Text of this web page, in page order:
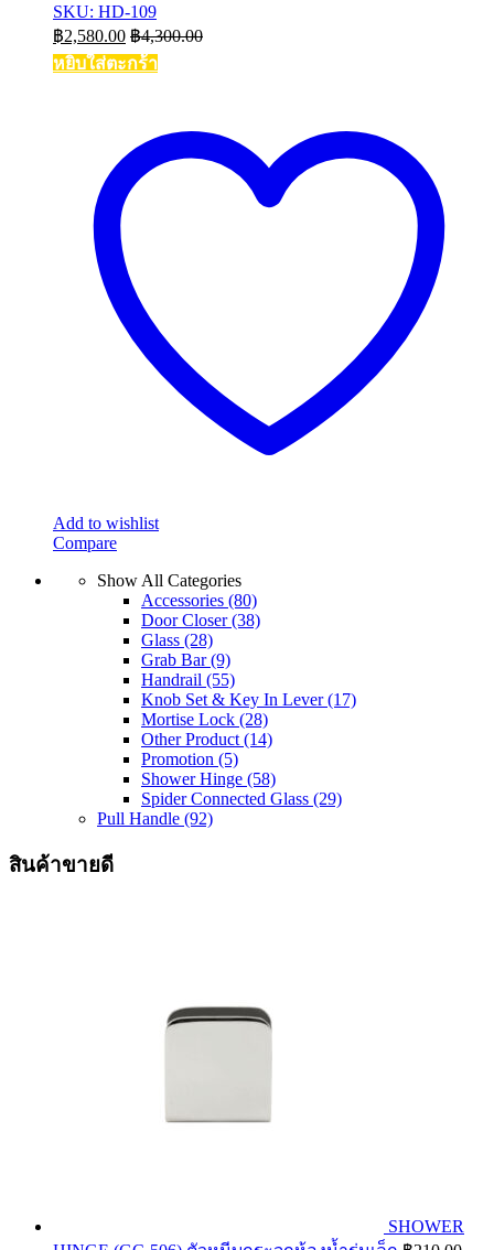
SKU: HD-109
฿2,580.00 ฿4,300.00
หยิบใส่ตะกร้า
Add to wishlist
Compare
Show All Categories
Accessories (80)
Door Closer(38)
Glass (28)
Grab Bar(9)
Handrail (55)
Knob Set & Key In Lever(17)
Mortise Lock (28)
Other Product (14)
Promotion (5)
Shower Hinge (58)
Spider Connected Glass (29)
Pull Handle (92)
สินค้าขายดี
SHOWER